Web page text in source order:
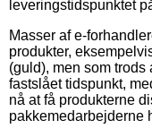
leveringstidspunktet
Masser af e-
produkter,
(guld), men som
fastslået tidspunkt,
nå at få produkterne
pakkemedarbejderne